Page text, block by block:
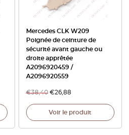
Mercedes CLK W209
Poignée de ceinture de
sécurité avant gauche ou
droite apprêtée
A2096920459 /
A2096920559
€38,40 €26,88
Voir le produit